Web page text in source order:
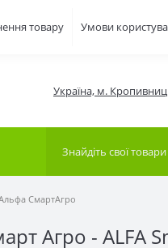
товару Умови
Україна, м.
СмартАгро
Агро - ALFA